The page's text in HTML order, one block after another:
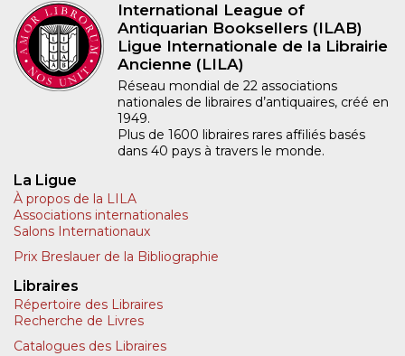
International League of
Antiquarian Booksellers (ILAB)
Ligue Internationale de la Librairie
Ancienne (LILA)
Réseau mondial de 22 associations
nationales de libraires d’antiquaires, créé en
1949.
Plus de 1600 libraires rares affiliés basés
dans 40 pays à travers le monde.
La Ligue
À propos de la LILA
Associations internationales
Salons Internationaux
Prix Breslauer de la Bibliographie
Libraires
Répertoire des Libraires
Recherche de Livres
Catalogues des Libraires